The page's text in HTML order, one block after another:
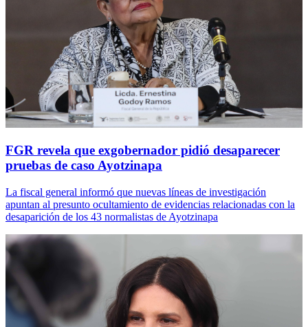
FGR revela que exgobernador pidió desaparecer
pruebas de caso Ayotzinapa
La fiscal general informó que nuevas líneas de investigación
apuntan al presunto ocultamiento de evidencias relacionadas con la
desaparición de los 43 normalistas de Ayotzinapa